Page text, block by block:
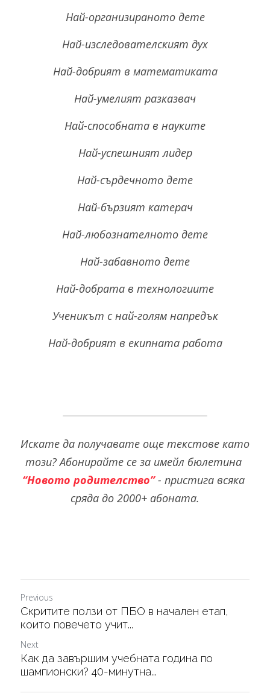
Най-организираното дете
Най-изследователският дух
Най-добрият в математиката
Най-умелият разказвач
Най-способната в науките
Най-успешният лидер
Най-сърдечното дете
Най-бързият катерач
Най-любознателното дете
Най-забавното дете
Най-добрата в технологиите
Ученикът с най-голям напредък
Най-добрият в екипната работа
Искате да получавате още текстове като
този?
“Новото родителство” - пристига всяка
сряда до 2000+ абоната.
Previous
Скритите ползи от ПБО в начален етап,
които повечето учит...
Next
Как да завършим учебната година по
шампионски? 40-минутна...